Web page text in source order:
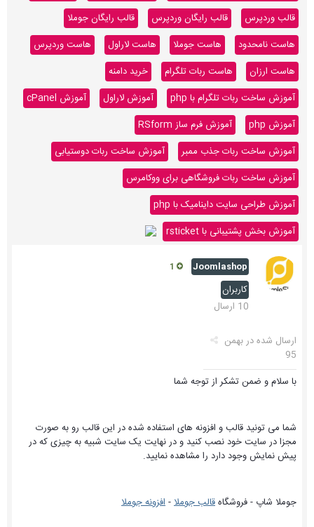
قالب وردپرس
قالب رایگان وردپرس
قالب رایگان جوملا
هاست نامحدود
هاست جوملا هاست لاراول
هاست وردپرس
هاست ارزان
هاست ربات تلگرام
خرید دامنه
آموزش ساخت ربات تلگرام با php
آموزش لاراول
آموزش cPanel
آموزش php
آموزش فرم ساز RSform
آموزش ساخت ربات جذب ممبر
آموزش ساخت ربات دوستیابی
آموزش ساخت ربات فروشگاهی برای ووکامرس
آموزش طراحی سایت داینامیک با php
آموزش بخش پشتیبانی با rsticket
Joomlashop
کاربران
10 ارسال
ارسال شده دربهمن
95
با سلام و ضمن تشکر از توجه شما
شما می تونید قالب و افزونه های استفاده شده در این قالب رو به صورت
مجزا در سایت خود نصب کنید و در نهایت یک سایت شبیه به چیزی که در
پیش نمایش وجود دارد را مشاهده نمایید.
جوملا شاپ - فروشگاهقالب جوملا-افزونه جوملا